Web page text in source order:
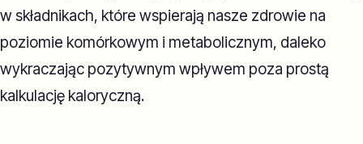
w składnikach, które wspierają nasze zdrowie na
poziomie komórkowym i metabolicznym, daleko
wykraczając pozytywnym wpływem poza prostą
kalkulację kaloryczną.